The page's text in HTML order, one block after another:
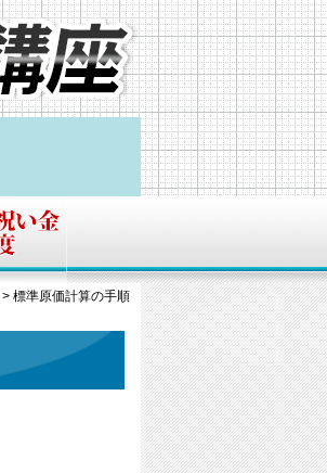
> 標準原価計算の手順